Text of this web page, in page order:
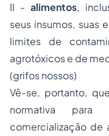
II -alimentos,
seus insumos, suas
limites de
agrotóxicos e de
(grifos nossos)
Vê-se, portanto,
normativa
comercialização de